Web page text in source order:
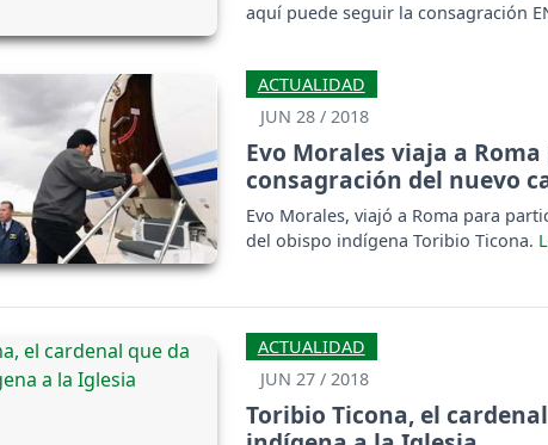
aquí puede seguir la consagración
ACTUALIDAD
JUN 28 / 2018
Evo Morales viaja a
consagración del nuevo
Evo Morales, viajó a Roma para
del obispo indígena Toribio Ticona.
ACTUALIDAD
JUN 27 / 2018
Toribio Ticona, el